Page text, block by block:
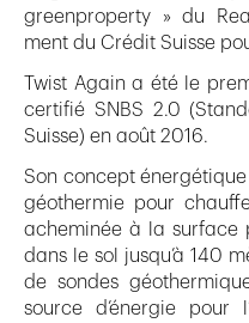
greenproperty » du
ment du Crédit Suisse
Twist Again a été le
certifié SNBS 2.0
Suisse) en août 2016.
Son concept
géothermie pour
acheminée à la surface
dans le sol jusqu’à 140
de sondes
source d’énergie pour